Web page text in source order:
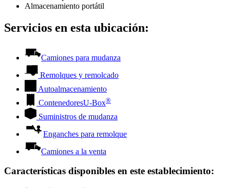
Almacenamiento portátil
Servicios en esta ubicación:
Camiones para mudanza
Remolques y remolcado
Autoalmacenamiento
ContenedoresU-Box®
Suministros de mudanza
Enganches para remolque
Camiones a la venta
Características disponibles en este establecimiento: